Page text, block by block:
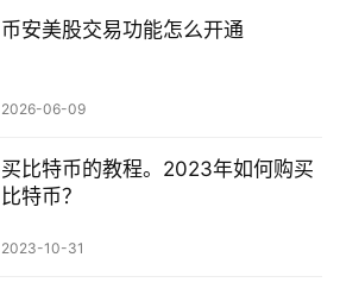
币安美股交易功能怎么开通
2026-06-09
买比特币的教程。2023年如何购买
比特币？
2023-10-31